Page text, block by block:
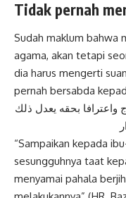
Tidak pernah
Sudah maklum bahwa
agama, akan tetapi
dia harus mengerti
pernah bersabda
بحقه يعدل ذلك
“Sampaikan kepada
sesungguhnya taat
menyamai pahala